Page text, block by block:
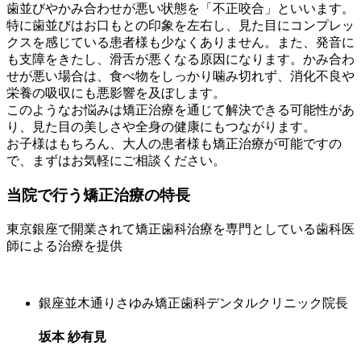
歯並びやかみ合わせが悪い状態を「不正咬合」といいます。
特に歯並びはお口もとの印象を左右し、見た目にコンプレッ
クスを感じている患者様も少なくありません。また、発音に
も支障をきたし、滑舌が悪くなる原因になります。かみ合わ
せが悪い場合は、食べ物をしっかり噛み切れず、消化不良や
栄養の吸収にも悪影響を及ぼします。
このようなお悩みは矯正治療を通じて解決できる可能性があ
り、見た目の美しさや全身の健康にもつながります。
お子様はもちろん、大人の患者様も矯正治療が可能ですの
で、まずはお気軽にご相談ください。
当院で行う矯正治療の特長
東京銀座で開業されて矯正歯科治療を専門としている歯科医
師による治療を提供
銀座並木通りさゆみ矯正歯科デンタルクリニック院長
坂本 紗有見